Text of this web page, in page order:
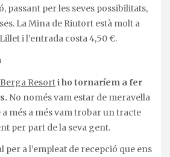
passant per les seves possibilitats,
La Mina de Riutort està molt a
i l’entrada costa 4,50 €.
Berga Resorti ho tornaríem a fer
No només vam estar de meravella
a més a més vam trobar un tracte
per part de la seva gent.
per a l’empleat de recepció que ens